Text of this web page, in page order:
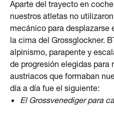
Aparte del trayecto en
nuestros atletas no
mecánico para desplazarse
la cima del Grossglockner.
alpinismo, parapente y
de progresión elegidas para
austriacos que formaban
día a día fue el siguiente:
El Grossvenediger para